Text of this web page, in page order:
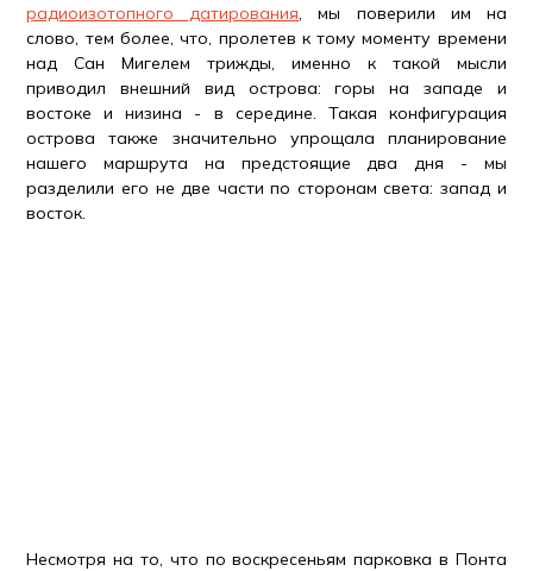
радиоизотопного датирования, мы поверили им на
слово, тем более, что, пролетев к тому моменту времени
над Сан Мигелем трижды, именно к такой мысли
приводил внешний вид острова: горы на западе и
востоке и низина - в середине. Такая конфигурация
острова также значительно упрощала планирование
нашего маршрута на предстоящие два дня - мы
разделили его не две части по сторонам света: запад и
восток.
Несмотря на то, что по воскресеньям парковка в Понта